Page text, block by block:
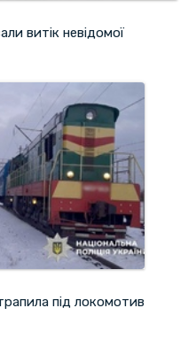
витік невідомої
під локомотив